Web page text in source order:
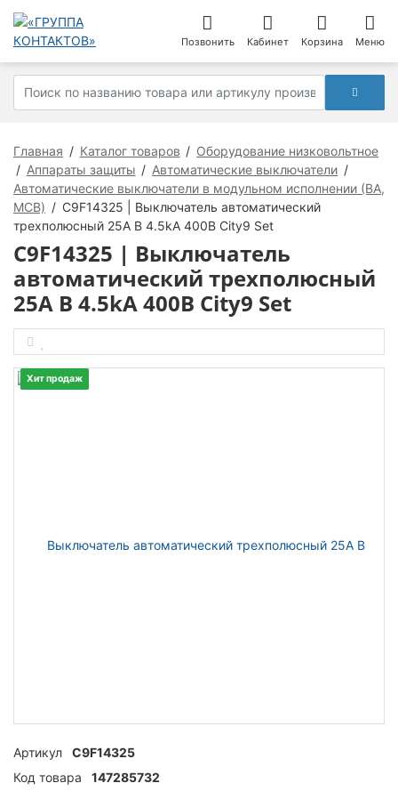
Позвонить Кабинет Корзина Меню
Главная Каталог товаров
Оборудование низковольтное
Аппараты защиты
Автоматические выключатели
Автоматические выключатели в модульном исполнении (ВА,
MCB)
C9F14325 | Выключатель автоматический
трехполюсный 25А B 4.5kA 400В City9 Set
C9F14325 | Выключатель
автоматический трехполюсный
25А B 4.5kA 400В City9 Set
Хит продаж
Артикул
C9F14325
Код товара
147285732